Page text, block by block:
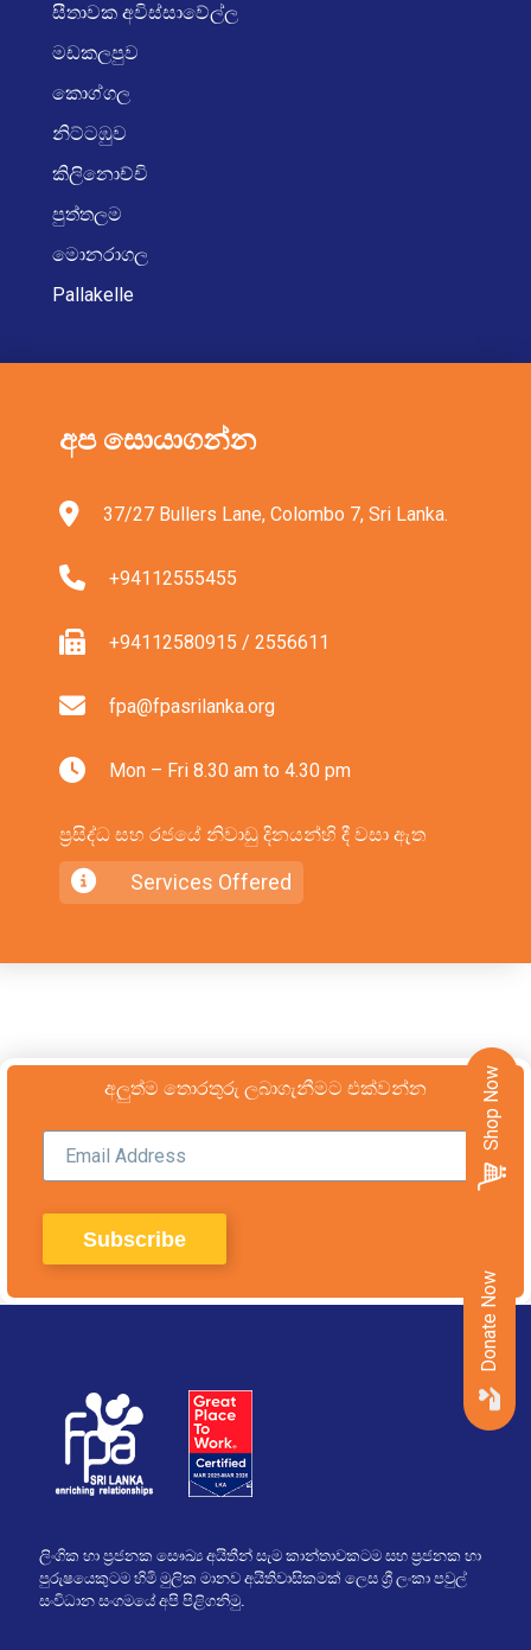
සීතාවක අවිස්සාවේල්ල
මඩකලපුව
කොග්ගල
නිට්ටඹුව
කිලිනොච්චි
පුත්තලම
මොනරාගල
Pallakelle
අප සොයාගන්න
37/27 Bullers Lane, Colombo 7, Sri Lanka.
+94112555455
+94112580915 / 2556611
fpa@fpasrilanka.org
Mon – Fri 8.30 am to 4.30 pm
ප්‍රසිද්ධ සහ රජයේ නිවාඩු දිනයන්හි දී වසා ඇත
Services Offered
අලුත්ම තොරතුරු ලබාගැනීමට එක්වන්න
ලිංගික හා ප්‍රජනක සෞඛ්‍ය අයිතීන් සැම කාන්තාවකටම සහ ප්‍රජනක හා
පුරුෂයෙකුටම හිමි මුලික මානව අයිතිවාසිකමක් ලෙස ශ්‍රී ලංකා පවුල්
සංවිධාන සංගමයේ අපි පිළිගනිමු.
Shop Now
Donate Now